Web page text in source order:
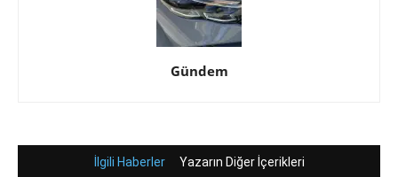
Gündem
İlgili Haberler Yazarın Diğer İçerikleri